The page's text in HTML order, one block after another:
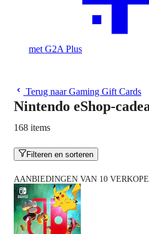
met G2A Plus
Terug naar Gaming Gift Cards
Nintendo eShop-
168 items
Filteren en sorteren
AANBIEDINGEN VAN 10